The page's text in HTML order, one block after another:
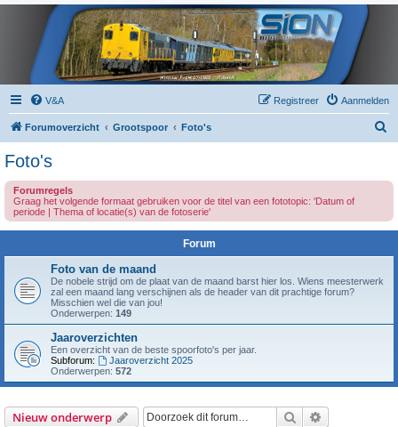
V&A Aanmelden
Registreer
Forumoverzicht Grootspoor Foto's
Foto's
Forumregels
Graag het volgende formaat gebruiken voor de titel van een fototopic: 'Datum of
periode | Thema of locatie(s) van de fotoserie'
Forum
Foto van de maand
De nobele strijd om de plaat van de maand barst hier los. Wiens meesterwerk
zal een maand lang verschijnen als de header van dit prachtige forum?
Misschien wel die van jou!
Onderwerpen: 149
Jaaroverzichten
Een overzicht van de beste spoorfoto's per jaar.
Subforum:
Jaaroverzicht 2025
Onderwerpen: 572
Nieuw onderwerp Zoek